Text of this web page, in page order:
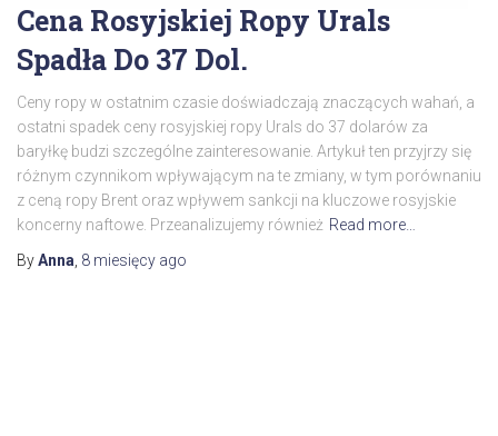
Cena Rosyjskiej Ropy Urals
Spadła Do 37 Dol.
Ceny ropy w ostatnim czasie doświadczają znaczących wahań, a
ostatni spadek ceny rosyjskiej ropy Urals do 37 dolarów za
baryłkę budzi szczególne zainteresowanie. Artykuł ten przyjrzy się
różnym czynnikom wpływającym na te zmiany, w tym porównaniu
z ceną ropy Brent oraz wpływem sankcji na kluczowe rosyjskie
koncerny naftowe. Przeanalizujemy również Read more…
ByAnna 8 miesięcy ago